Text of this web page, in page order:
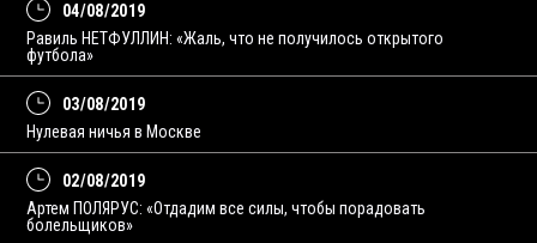
04/08/2019
Равиль НЕТФУЛЛИН: «Жаль, что не получилось открытого
футбола»
03/08/2019
Нулевая ничья в Москве
02/08/2019
Артем ПОЛЯРУС: «Отдадим все силы, чтобы порадовать
болельщиков»